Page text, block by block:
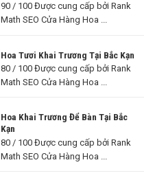
90 / 100 Được cung cấp bởi Rank
Math SEO Cửa Hàng Hoa ...
Hoa Tươi Khai Trương Tại Bắc Kạn
80 / 100 Được cung cấp bởi Rank
Math SEO Cửa Hàng Hoa ...
Hoa Khai Trương Để Bàn Tại Bắc
Kạn
80 / 100 Được cung cấp bởi Rank
Math SEO Cửa Hàng Hoa ...